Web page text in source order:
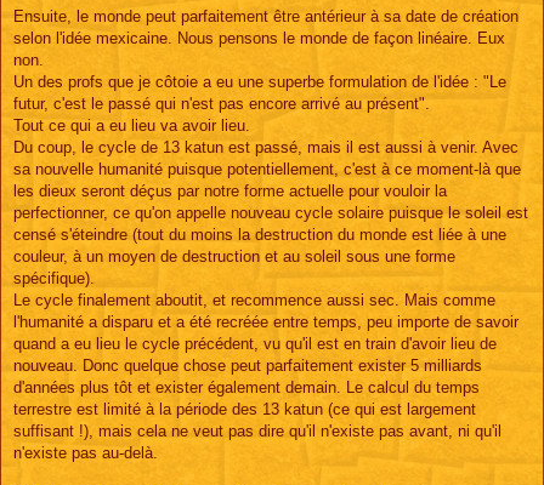
Ensuite, le monde peut parfaitement être antérieur à sa date de création
selon l'idée mexicaine. Nous pensons le monde de façon linéaire. Eux
non.
Un des profs que je côtoie a eu une superbe formulation de l'idée : "Le
futur, c'est le passé qui n'est pas encore arrivé au présent".
Tout ce qui a eu lieu va avoir lieu.
Du coup, le cycle de 13 katun est passé, mais il est aussi à venir. Avec
sa nouvelle humanité puisque potentiellement, c'est à ce moment-là que
les dieux seront déçus par notre forme actuelle pour vouloir la
perfectionner, ce qu'on appelle nouveau cycle solaire puisque le soleil est
censé s'éteindre (tout du moins la destruction du monde est liée à une
couleur, à un moyen de destruction et au soleil sous une forme
spécifique).
Le cycle finalement aboutit, et recommence aussi sec. Mais comme
l'humanité a disparu et a été recréée entre temps, peu importe de savoir
quand a eu lieu le cycle précédent, vu qu'il est en train d'avoir lieu de
nouveau. Donc quelque chose peut parfaitement exister 5 milliards
d'années plus tôt et exister également demain. Le calcul du temps
terrestre est limité à la période des 13 katun (ce qui est largement
suffisant !), mais cela ne veut pas dire qu'il n'existe pas avant, ni qu'il
n'existe pas au-delà.